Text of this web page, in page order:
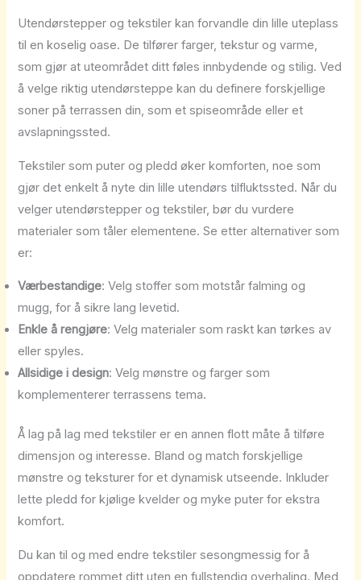
Utendørstepper og tekstiler kan forvandle din lille uteplass
til en koselig oase. De tilfører farger, tekstur og varme,
som gjør at uteområdet ditt føles innbydende og stilig. Ved
å velge riktig utendørsteppe kan du definere forskjellige
soner på terrassen din, som et spiseområde eller et
avslapningssted.
Tekstiler som puter og pledd øker komforten, noe som
gjør det enkelt å nyte din lille utendørs tilfluktssted. Når du
velger utendørstepper og tekstiler, bør du vurdere
materialer som tåler elementene. Se etter alternativer som
er:
Værbestandige: Velg stoffer som motstår falming og
mugg, for å sikre lang levetid.
Enkle å rengjøre: Velg materialer som raskt kan tørkes av
eller spyles.
Allsidige i design: Velg mønstre og farger som
komplementerer terrassens tema.
Å lag på lag med tekstiler er en annen flott måte å tilføre
dimensjon og interesse. Bland og match forskjellige
mønstre og teksturer for et dynamisk utseende. Inkluder
lette pledd for kjølige kvelder og myke puter for ekstra
komfort.
Du kan til og med endre tekstiler sesongmessig for å
oppdatere rommet ditt uten en fullstendig overhaling. Med